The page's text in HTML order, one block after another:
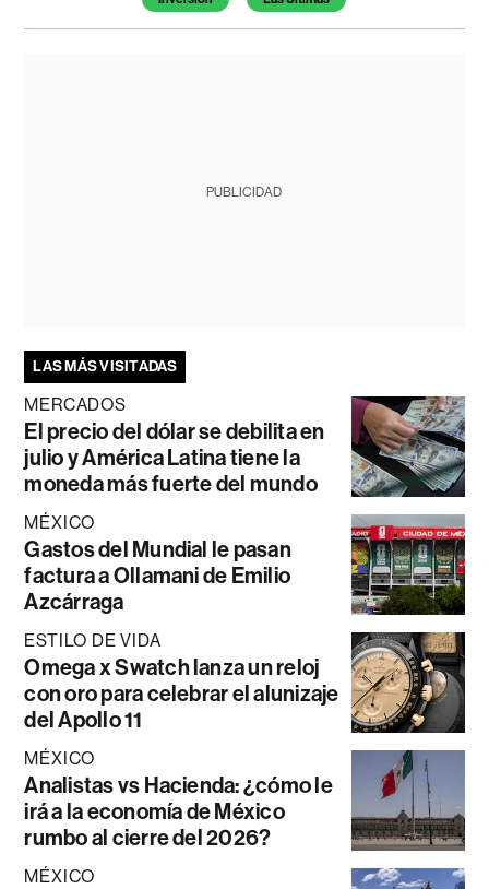
PUBLICIDAD
LAS MÁS VISITADAS
MERCADOS
El precio del dólar se debilita en
julio y América Latina tiene la
moneda más fuerte del mundo
MÉXICO
Gastos del Mundial le pasan
factura a Ollamani de Emilio
Azcárraga
ESTILO DE VIDA
Omega x Swatch lanza un reloj
con oro para celebrar el alunizaje
del Apollo 11
MÉXICO
Analistas vs Hacienda: ¿cómo le
irá a la economía de México
rumbo al cierre del 2026?
MÉXICO